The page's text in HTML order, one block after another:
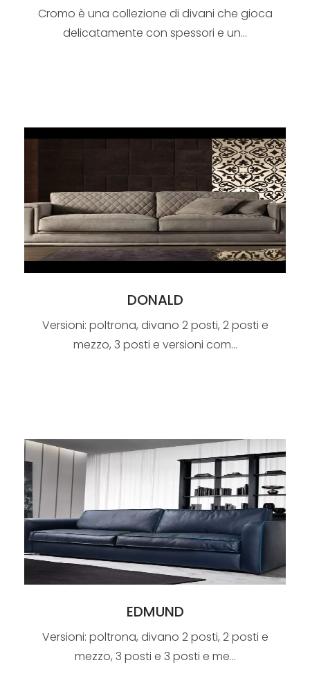
Cromo è una collezione di divani che gioca
delicatamente con spessori e un...
DONALD
Versioni: poltrona, divano 2 posti, 2 posti e
mezzo, 3 posti e versioni com...
EDMUND
Versioni: poltrona, divano 2 posti, 2 posti e
mezzo, 3 posti e 3 posti e me...